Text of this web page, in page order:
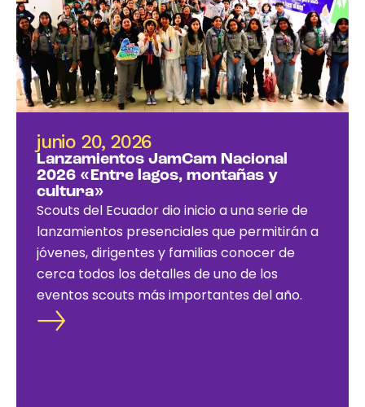
junio 20, 2026
Lanzamientos JamCam Nacional
2026 «Entre lagos, montañas y
cultura»
Scouts del Ecuador dio inicio a una serie de
lanzamientos presenciales que permitirán a
jóvenes, dirigentes y familias conocer de
cerca todos los detalles de uno de los
eventos scouts más importantes del año.